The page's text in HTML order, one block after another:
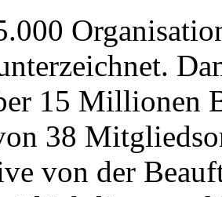
15 Millionen
38
von der